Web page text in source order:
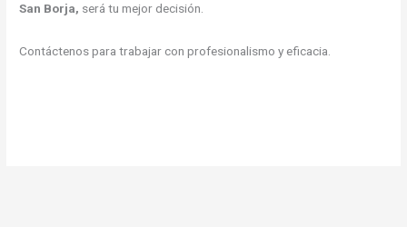
San Borja, será tu mejor decisión.
Contáctenos para trabajar con profesionalismo y eficacia.